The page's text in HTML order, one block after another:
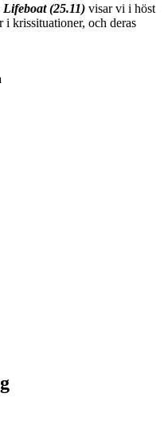
Lifeboat (25.11) visar vi i höst
krissituationer, och deras